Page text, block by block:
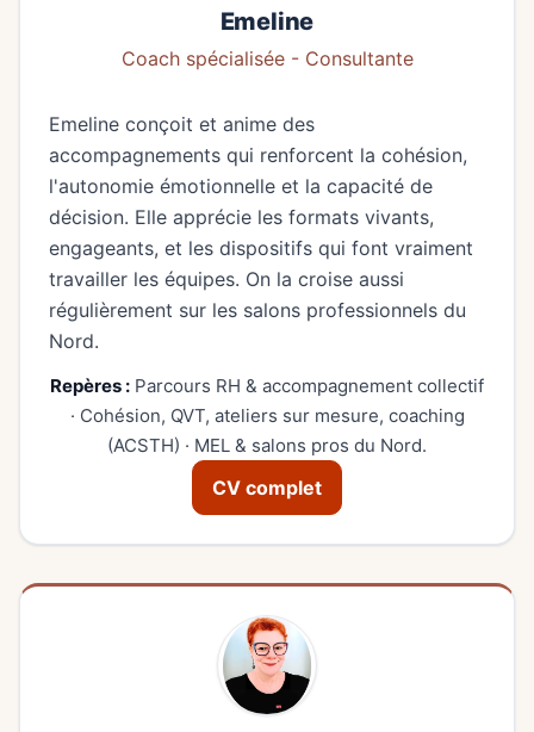
Emeline
Coach spécialisée - Consultante
Emeline conçoit et anime des
accompagnements qui renforcent la cohésion,
l'autonomie émotionnelle et la capacité de
décision. Elle apprécie les formats vivants,
engageants, et les dispositifs qui font vraiment
travailler les équipes. On la croise aussi
régulièrement sur les salons professionnels du
Nord.
Repères : Parcours RH & accompagnement collectif
· Cohésion, QVT, ateliers sur mesure, coaching
(ACSTH) · MEL & salons pros du Nord.
CV complet